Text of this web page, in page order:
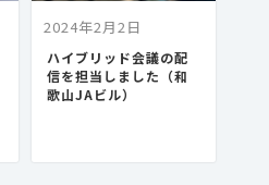
2024年2月2日
ハイブリッド会議の配
信を担当しました（和
歌山JAビル）